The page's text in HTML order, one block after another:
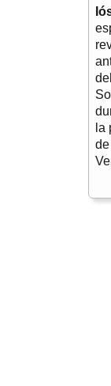
la